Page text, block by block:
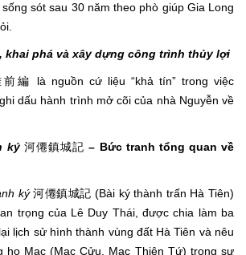
sót sau 30 năm theo phò giúp Gia Long
khai phá và xây dựng công trình thủy lợi
編 là nguồn cứ liệu “khả tín” trong việc
dấu hành trình mở cõi của nhà Nguyễn về
ký河僊鎮城記– Bức tranh tổng quan về
ký河僊鎮城記 (Bài ký thành trấn Hà Tiên)
trọng của Lê Duy Thái, được chia làm ba
lịch sử hình thành vùng đất Hà Tiên và nêu
họ Mạc (Mạc Cửu, Mạc Thiên Tứ) trong sự